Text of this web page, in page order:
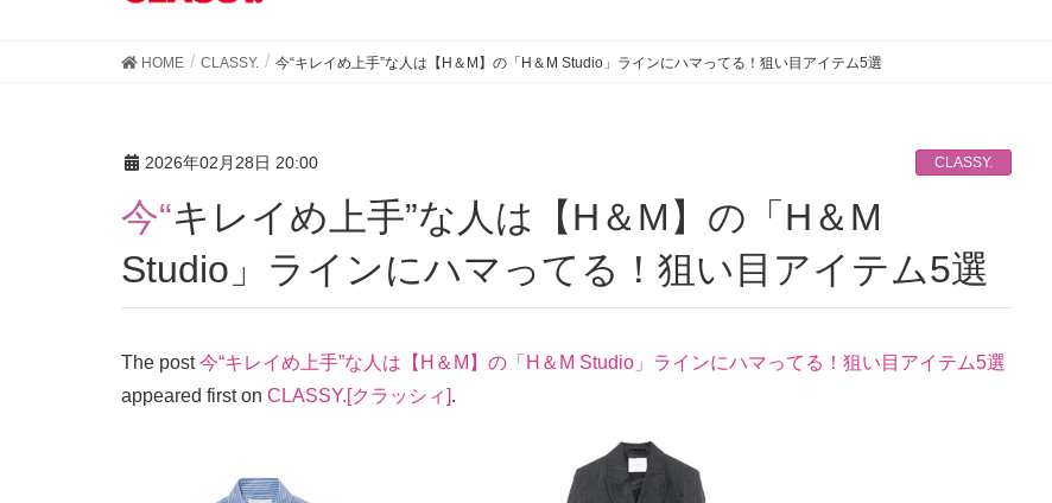
HOME CLASSY. 今“キレイめ上手”な人は【H＆M】の「H＆M Studio」ラインにハマってる！狙い目アイテム5選
2026年02月28日 20:00 CLASSY.
今“キレイめ上手”な人は【H＆M】の「H＆M
Studio」ラインにハマってる！狙い目アイテム5選
The post今“キレイめ上手”な人は【H＆M】の「H＆M Studio」ラインにハマってる！狙い目アイテム5選
appeared first on CLASSY.[クラッシィ].